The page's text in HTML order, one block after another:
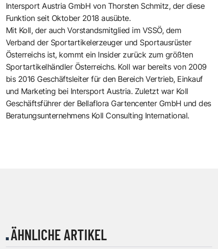
Intersport Austria GmbH von Thorsten Schmitz, der diese
Funktion seit Oktober 2018 ausübte.
Mit Koll, der auch Vorstandsmitglied im VSSÖ, dem
Verband der Sportartikelerzeuger und Sportausrüster
Österreichs ist, kommt ein Insider zurück zum größten
Sportartikelhändler Österreichs. Koll war bereits von 2009
bis 2016 Geschäftsleiter für den Bereich Vertrieb, Einkauf
und Marketing bei Intersport Austria. Zuletzt war Koll
Geschäftsführer der Bellaflora Gartencenter GmbH und des
Beratungsunternehmens Koll Consulting International.
ÄHNLICHE ARTIKEL